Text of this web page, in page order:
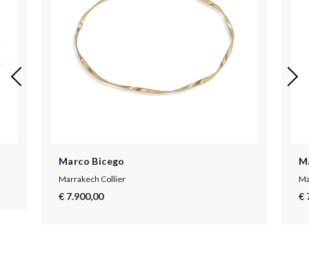
Marco Bicego
Marrakech Collier
€ 7.900,00 €